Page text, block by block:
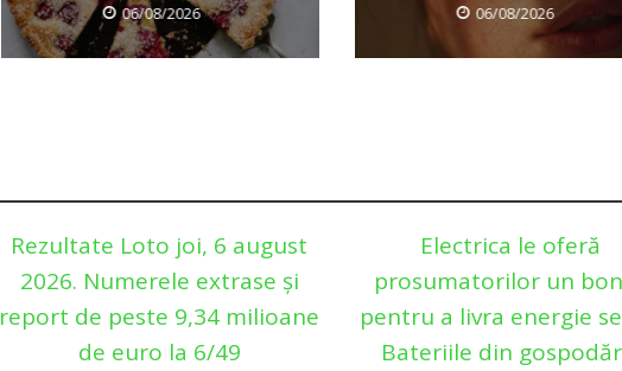
06/08/2026 06/08/2026
Rezultate Loto joi, 6 august
2026. Numerele extrase și
report de peste 9,34 milioane
de euro la 6/49
Electrica le oferă
prosumatorilor un
pentru a livra energie
Bateriile din